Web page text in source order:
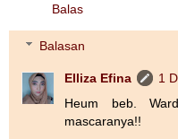
Balas
Balasan
Elliza Efina
1
Heum beb.
mascaranya!!